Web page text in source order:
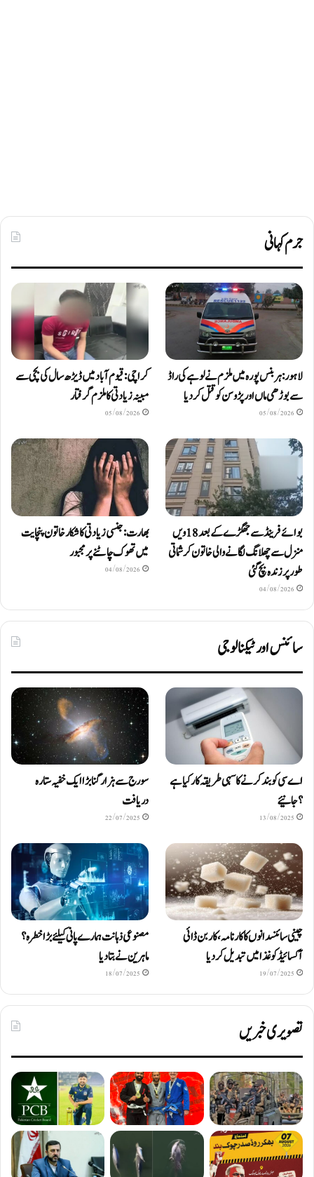
جرم کہانی
لاہور: ہربنس پورہ میں ملزم نے لوہے کی راڈ
سے بوڑھی ماں اور پڑوسن کو قتل کر دیا
05/08/2026
کراچی: قیوم آباد میں ڈیڑھ سال کی بچی سے
مبینہ زیادتی کا ملزم گرفتار
05/08/2026
بوائے فرینڈ سے جھگڑے کے بعد 18 ویں
منزل سے چھلانگ لگانے والی خاتون کرشماتی
طور پر زندہ بچ گئی
04/08/2026
بھارت: جنسی زیادتی کا شکار خاتون پنچایت
میں تھوک چاٹنے پر مجبور
04/08/2026
سائنس اور ٹیکنالوجی
اے سی کو بند کرنے کا سہی طریقہ کار کیا ہے
؟ جانیئے
13/08/2025
سورج سے ہزار گنا بڑا ایک خفیہ ستارہ
دریافت
22/07/2025
چینی سائنسدانوں کا کارنامہ، کاربن ڈائی
آکسائیڈ کو غذا میں تبدیل کردیا
19/07/2025
مصنوعی ذہانت ہمارے پانی کیلئے بڑا خطرہ؟
ماہرین نے بتا دیا
18/07/2025
تصویری خبریں